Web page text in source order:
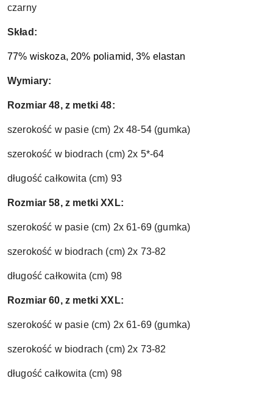
czarny
Skład:
77% wiskoza, 20% poliamid, 3% elastan
Wymiary:
Rozmiar 48, z metki 48:
szerokość w pasie (cm) 2x 48-54 (gumka)
szerokość w biodrach (cm) 2x 5*-64
długość całkowita (cm) 93
Rozmiar 58, z metki XXL:
szerokość w pasie (cm) 2x 61-69 (gumka)
szerokość w biodrach (cm) 2x 73-82
długość całkowita (cm) 98
Rozmiar 60, z metki XXL:
szerokość w pasie (cm) 2x 61-69 (gumka)
szerokość w biodrach (cm) 2x 73-82
długość całkowita (cm) 98